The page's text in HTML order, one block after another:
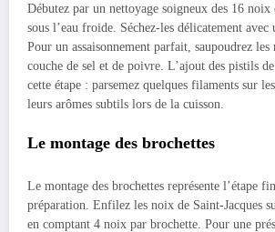
Débutez par un nettoyage soigneux des 16 noix
sous l’eau froide. Séchez-les délicatement avec
Pour un assaisonnement parfait, saupoudrez
couche de sel et de poivre. L’ajout des pistils
cette étape : parsemez quelques filaments sur
leurs arômes subtils lors de la cuisson.
Le montage des brochettes
Le montage des brochettes représente l’étape
préparation. Enfilez les noix de Saint-Jacques
en comptant 4 noix par brochette. Pour une